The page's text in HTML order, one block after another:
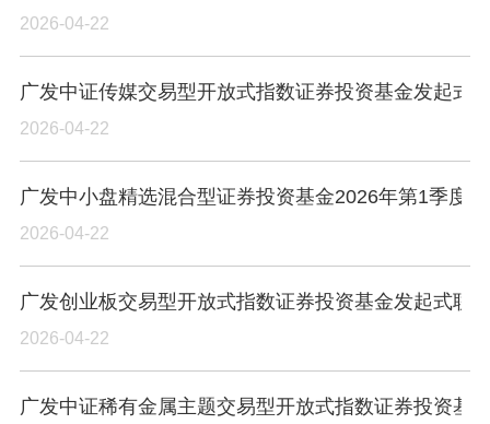
2026-04-22
广发中证传媒交易型开放式指数证券投资基金发起式
2026-04-22
广发中小盘精选混合型证券投资基金2026年第1季度
2026-04-22
广发创业板交易型开放式指数证券投资基金发起式联
2026-04-22
广发中证稀有金属主题交易型开放式指数证券投资基